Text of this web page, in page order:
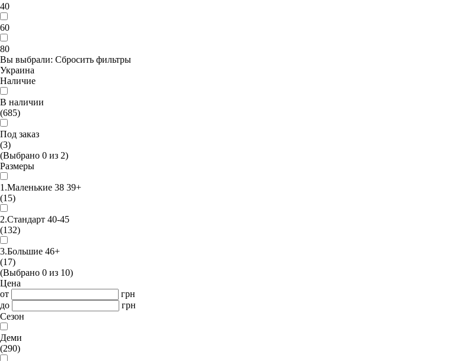
40
60
80
Вы выбрали: Сбросить фильтры
Украина
Наличие
В наличии
(685)
Под заказ
(3)
(Выбрано 0 из 2)
Размеры
1.Маленькие 38 39+
(15)
2.Стандарт 40-45
(132)
3.Большие 46+
(17)
(Выбрано 0 из 10)
Цена
от
грн
до
грн
Сезон
Деми
(290)